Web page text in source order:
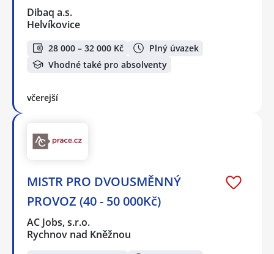
Dibaq a.s.
Helvíkovice
28 000 – 32 000 Kč
Plný úvazek
Vhodné také pro absolventy
včerejší
MISTR PRO DVOUSMĚNNÝ
PROVOZ (40 - 50 000Kč)
AC Jobs, s.r.o.
Rychnov nad Kněžnou